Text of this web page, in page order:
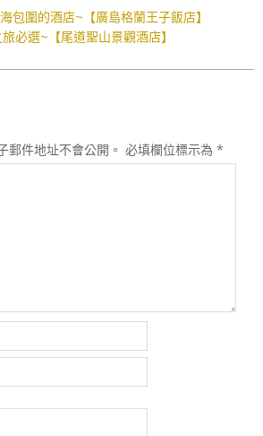
包圍的酒店~【廣島格蘭王子飯店】
必選~【尾道聖山景觀酒店】
郵件地址不會公開。 必填欄位標示為 *